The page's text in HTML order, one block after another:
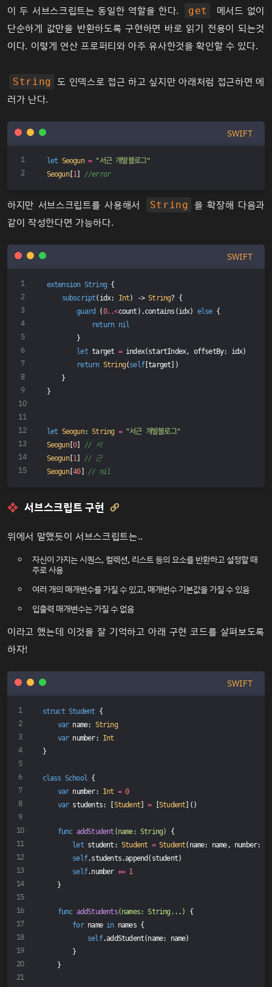
이 두 서브스크립트는 동일한 역할을 한다. get
메서드 없이
단순하게 값만을 반환하도록 구현하면 바로 읽기 전용이 되는것
이다. 이렇게 연산 프로퍼티와 아주 유사한것을 확인할 수 있다.
String 도 인덱스로 접근 하고 싶지만 아래처럼 접근하면 에
러가 난다.
SWIFT
let Seogun = "서근 개발블로그"
Seogun[ 1] //error
하지만 서브스크립트를 사용해서 String 을 확장해 다음과
같이 작성한다면 가능하다.
SWIFT
extension String {
subscript(idx: Int) -> String? {
guard (0..<count).contains(idx) else {
return nil
        }
let target = index(startIndex, offsetBy: idx)
return String(self[target])
    }
}
let Seogun: String = "서근 개발블로그"
Seogun[0] // 서
Seogun[1] // 근
Seogun[40] // nil
서브스크립트 구현 
위에서 말했듯이 서브스크립트는..
자신이 가지는 시퀀스, 컬렉션, 리스트 등의 요소를 반환하고 설정할 때
주로 사용
여러 개의 매개변수를 가질 수 있고, 매개변수 기본값을 가질 수 있음
입출력 매개변수는 가질 수 없음
이라고 했는데 이것을 잘 기억하고 아래 구현 코드를 살펴보도록
하자!
SWIFT
struct Student {
var name: String
var number: Int
}
class School {
var number: Int = 0
var students: [ Student] = [ Student ]()
func addStudent (name: String) {
let student: Student = Student(name: name, number:
self.students.append(student)
self.number += 1
    }
func addStudents(names: String...) {
for name in names {
self.addStudent(name: name)
        }
    }